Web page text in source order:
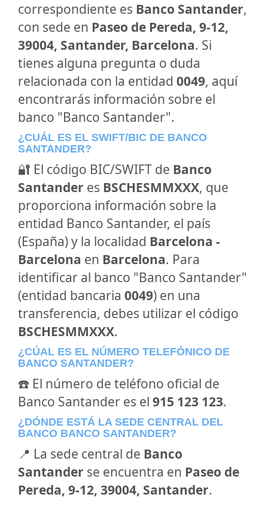
correspondiente es Banco Santander,
con sede en Paseo de Pereda, 9-12,
39004, Santander, Barcelona. Si
tienes alguna pregunta o duda
relacionada con la entidad 0049, aquí
encontrarás información sobre el
banco "Banco Santander".
¿CUÁL ES EL SWIFT/BIC DE BANCO
SANTANDER?
🔐 El código BIC/SWIFT de Banco
Santander es BSCHESMMXXX, que
proporciona información sobre la
entidad Banco Santander, el país
(España) y la localidad Barcelona -
Barcelona en Barcelona. Para
identificar al banco "Banco Santander"
(entidad bancaria 0049) en una
transferencia, debes utilizar el código
BSCHESMMXXX.
¿CÚAL ES EL NÚMERO TELEFÓNICO DE
BANCO SANTANDER?
☎️ El número de teléfono oficial de
Banco Santander es el 915 123 123.
¿DÓNDE ESTÁ LA SEDE CENTRAL DEL
BANCO BANCO SANTANDER?
📍 La sede central de Banco
Santander se encuentra en Paseo de
Pereda, 9-12, 39004, Santander.